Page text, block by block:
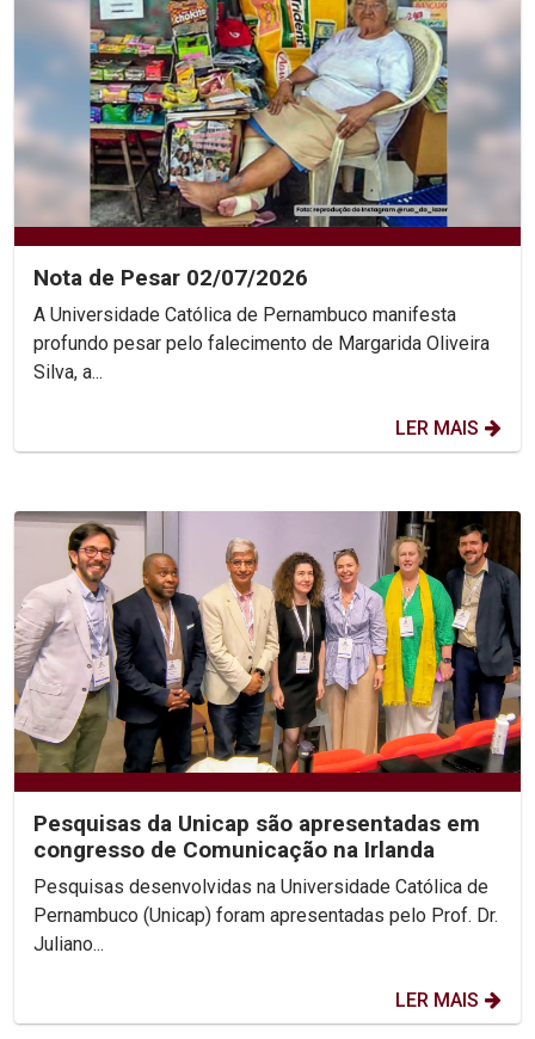
Nota de Pesar 02/07/2026
A Universidade Católica de Pernambuco manifesta
profundo pesar pelo falecimento de Margarida Oliveira
Silva, a...
LER MAIS
Pesquisas da Unicap são apresentadas em
congresso de Comunicação na Irlanda
Pesquisas desenvolvidas na Universidade Católica de
Pernambuco (Unicap) foram apresentadas pelo Prof. Dr.
Juliano...
LER MAIS